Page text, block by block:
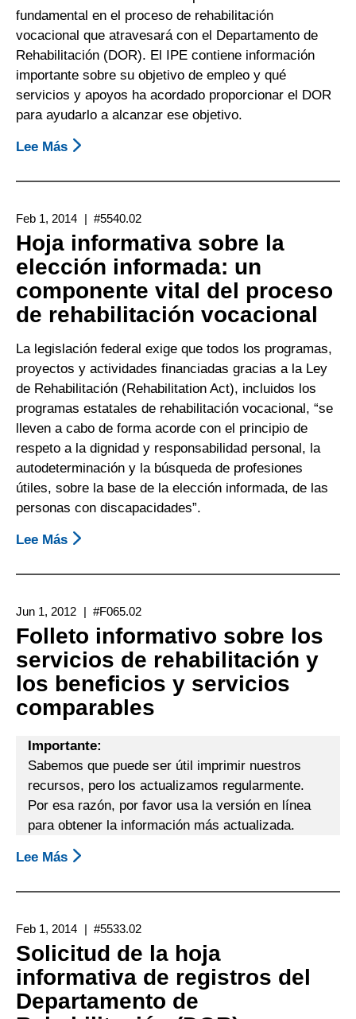
Del
Departamento
De
Rehabilitación
fundamental en el proceso de rehabilitación
vocacional que atravesará con el Departamento de
Rehabilitación (DOR). El IPE contiene información
importante sobre su objetivo de empleo y qué
servicios y apoyos ha acordado proporcionar el DOR
para ayudarlo a alcanzar ese objetivo.
Lee Más Sobre
Informativa
Plan
Individualizado
De
Empleo
(IPE)
Feb 1, 2014 #5540.02
Hoja informativa sobre la
elección informada: un
componente vital del proceso
de rehabilitación vocacional
La legislación federal exige que todos los programas,
proyectos y actividades financiadas gracias a la Ley
de Rehabilitación (Rehabilitation Act), incluidos los
programas estatales de rehabilitación vocacional, “se
lleven a cabo de forma acorde con el principio de
respeto a la dignidad y responsabilidad personal, la
autodeterminación y la búsqueda de profesiones
útiles, sobre la base de la elección informada, de las
personas con discapacidades”.
Lee Más Sobre
Informativa
La
Elección
Informada:
Un
Componente
Vital
Del
Rehabilitación
Vocacional
Jun 1, 2012 #F065.02
Folleto informativo sobre los
servicios de rehabilitación y
los beneficios y servicios
comparables
Importante:
Sabemos que puede ser útil imprimir nuestros
recursos, pero los actualizamos regularmente.
Por esa razón, por favor usa la versión en línea
para obtener la información más actualizada.
Lee Más Sobre
Informativo
Los
Servicios
De
Rehabilitación
Feb 1, 2014 #5533.02
Solicitud de la hoja
informativa de registros del
Departamento de